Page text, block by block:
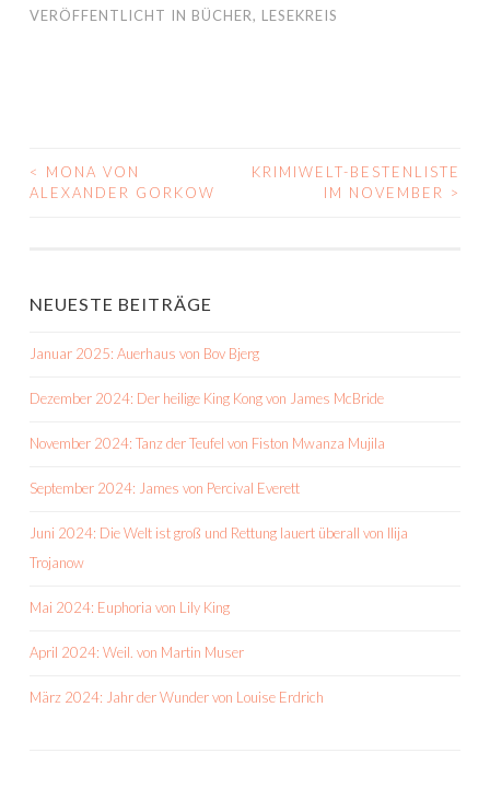
VERÖFFENTLICHT IN BÜCHER, LESEKREIS
BEITRAGS-
<
MONA VON
ALEXANDER GORKOW
KRIMIWELT-BESTENLISTE
IM NOVEMBER
>
NEUESTE BEITRÄGE
Januar 2025: Auerhaus von Bov Bjerg
Dezember 2024: Der heilige King Kong von James McBride
November 2024: Tanz der Teufel von Fiston Mwanza Mujila
September 2024: James von Percival Everett
Juni 2024: Die Welt ist groß und Rettung lauert überall von Ilija
Trojanow
Mai 2024: Euphoria von Lily King
April 2024: Weil. von Martin Muser
März 2024: Jahr der Wunder von Louise Erdrich